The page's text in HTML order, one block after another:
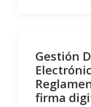
Gestión
firma